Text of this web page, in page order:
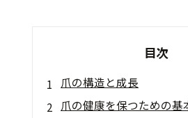
目次
爪の構造と成長
爪の健康を保つための基